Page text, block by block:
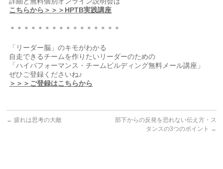
こちらから＞＞＞HPTB実践講座
＊＊＊＊＊＊＊＊＊＊＊＊＊＊＊＊
「リーダー脳」のキモがわかる
自走できるチームを作りたいリーダーのための
「ハイパフォーマンス・チームビルディング無料メール講座」
ぜひご登録くださいね♪
＞＞＞ご登録はこちらから
← 疲れは思考の大敵
部下からの反発を恐れない伝え方・ス
タンスの3つのポイント →